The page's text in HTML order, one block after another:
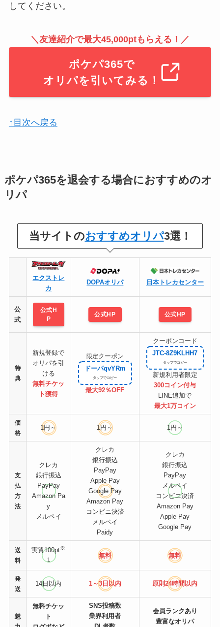
してください。
＼友達紹介で最大45,000ptもらえる！／
ポケパ365で
オリパを引いてみる！
↑目次へ戻る
ポケパ365を退会する場合におすすめのオ
リパ
当サイトのおすすめオリパ3選！
エクストレ
カ
DOPAオリパ 日本トレカセンター
公
式
公式H
P
公式HP 公式HP
特
典
新規登録で
オリパを引
ける
無料チケッ
ト獲得
限定クーポン
ドーパqvYRm
最大92％OFF
クーポンコード
JTC-8Z9KLHH7
新規利用者限定
300コイン付与
LINE追加で
最大1万コイン
価
格
1円～ 1円～ 1円～
支
払
方
法
クレカ
銀行振込
PayPay
Amazon Pa
y
メルペイ
クレカ
銀行振込
PayPay
Apple Pay
Google Pay
Amazon Pay
コンビニ決済
メルペイ
Paidy
クレカ
銀行振込
PayPay
メルペイ
コンビニ決済
Amazon Pay
Apple Pay
Google Pay
送
料
実質100pt※
1
無料 無料
発
送
14日以内 1～3日以内 原則24時間 以内
魅
無料チケッ
ト
SNS投稿数
業界利用者
会員ランクあり
豊富なオリパ